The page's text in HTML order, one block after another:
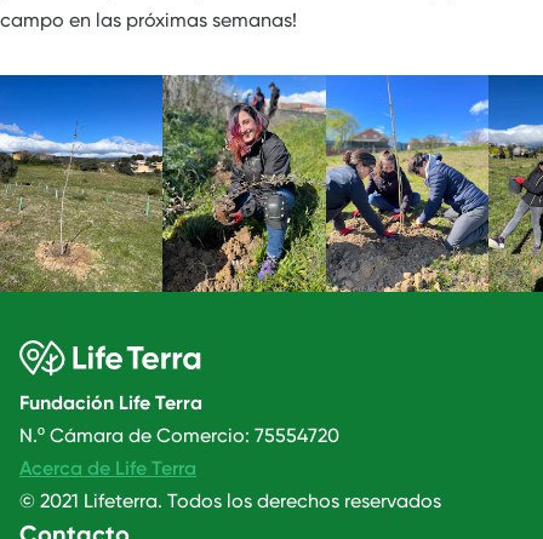
campo en las próximas semanas!
Fundación Life Terra
N.º Cámara de Comercio: 75554720
Acerca de Life Terra
© 2021 Lifeterra. Todos los derechos reservados